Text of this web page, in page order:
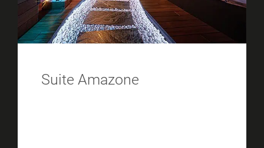
Suite Amazone